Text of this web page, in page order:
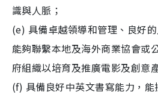
識與人脈；
(e) 具備卓越領導和管理、良好
能夠聯繫本地及海外商業協會或
府組織以培育及推廣電影及創意
(f) 具備良好中英文書寫能力，